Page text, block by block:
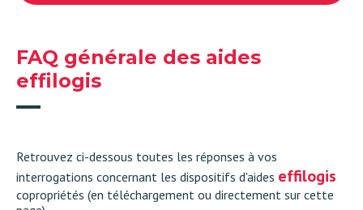
FAQ générale des aides
effilogis
Retrouvez ci-dessous toutes les réponses à vos
interrogations concernant les dispositifs d'aides effilogis
copropriétés (en téléchargement ou directement sur cette